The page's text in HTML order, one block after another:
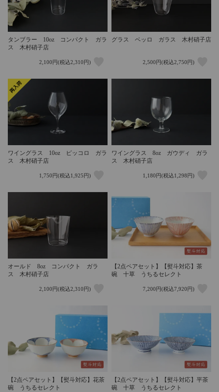
タンブラー 10oz コンパクト ガラ
ス 木村硝子店
2,100円(税込2,310円)
グラス ベッロ ガラス 木村硝子店
2,500円(税込2,750円)
ワイングラス 10oz ピッコロ ガラ
ス 木村硝子店
1,750円(税込1,925円)
ワイングラス 8oz ガウディ ガラ
ス 木村硝子店
1,180円(税込1,298円)
オールド 8oz コンパクト ガラ
ス 木村硝子店
2,100円(税込2,310円)
【2点ペアセット】【熨斗対応】茶
碗 十草 うちるセレクト
7,200円(税込7,920円)
【2点ペアセット】【熨斗対応】花茶
碗 うちるセレクト
【2点ペアセット】【熨斗対応】平茶
碗 十草 うちるセレクト